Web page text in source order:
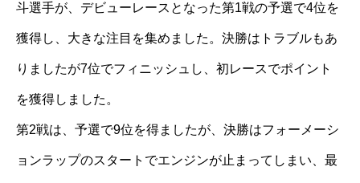
斗選手が、デビューレースとなった第1戦の予選で4位を
獲得し、大きな注目を集めました。決勝はトラブルもあ
りましたが7位でフィニッシュし、初レースでポイント
を獲得しました。
第2戦は、予選で9位を得ましたが、決勝はフォーメーシ
ョンラップのスタートでエンジンが止まってしまい、最